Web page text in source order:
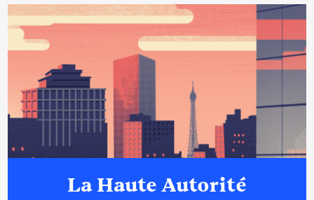
La Haute Autorité